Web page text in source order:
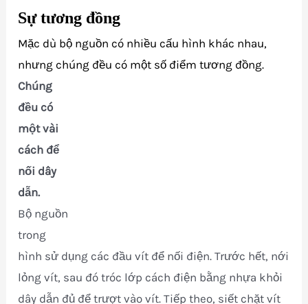
Sự tương đồng
Mặc dù bộ nguồn có nhiều cấu hình khác nhau,
nhưng chúng đều có một số điểm tương đồng.
Chúng
đều có
một vài
cách để
nối dây
dẫn.
Bộ nguồn
trong
hình sử dụng các đầu vít để nối điện. Trước hết, nới
lỏng vít, sau đó tróc lớp cách điện bằng nhựa khỏi
dây dẫn đủ để trượt vào vít. Tiếp theo, siết chặt vít